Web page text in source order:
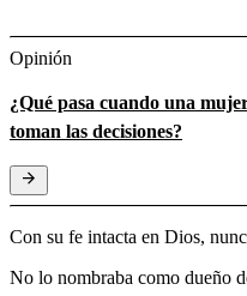
Opinión
¿Qué pasa cuando una
toman las decisiones?
Con su fe intacta en Dios,
No lo nombraba como dueño